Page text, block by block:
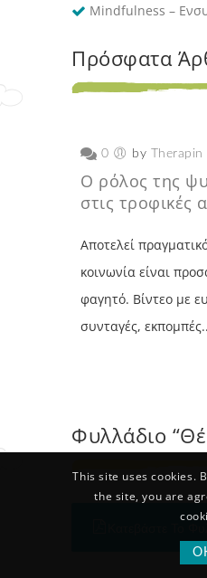
Mindfulness –
Πρόσφατα
0 by Therapin
Ο ρόλος της
στις τροφικές
Αποτελεί
κοινωνία είναι
φαγητό. Βίντεο με
συνταγές,
Φυλλάδιο
This site uses cookies.
the site, you are